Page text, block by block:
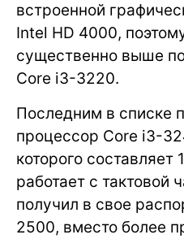
встроенной
Intel HD 4000,
существенно выше
Core i3-3220.
Последним в списке
процессор Core i3-
которого
работает с тактовой
получил в свое
2500, вместо более